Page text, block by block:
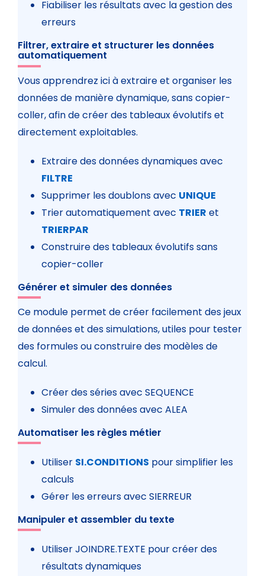
Fiabiliser les résultats avec la gestion des
erreurs
Filtrer, extraire et structurer les données
automatiquement
Vous apprendrez ici à extraire et organiser les
données de manière dynamique, sans copier-
coller, afin de créer des tableaux évolutifs et
directement exploitables.
Extraire des données dynamiques avec
FILTRE
Supprimer les doublons avec UNIQUE
Trier automatiquement avec TRIER et
TRIERPAR
Construire des tableaux évolutifs sans
copier-coller
Générer et simuler des données
Ce module permet de créer facilement des jeux
de données et des simulations, utiles pour tester
des formules ou construire des modèles de
calcul.
Créer des séries avec SEQUENCE
Simuler des données avec ALEA
Automatiser les règles métier
Utiliser SI.CONDITIONS pour simplifier les
calculs
Gérer les erreurs avec SIERREUR
Manipuler et assembler du texte
Utiliser JOINDRE.TEXTE pour créer des
résultats dynamiques